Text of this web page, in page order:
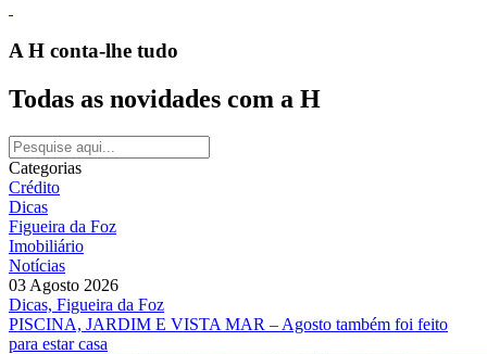
A H conta-lhe tudo
Todas as novidades com a H
Categorias
Crédito
Dicas
Figueira da Foz
Imobiliário
Notícias
03 Agosto 2026
Dicas, Figueira da Foz
PISCINA, JARDIM E VISTA MAR – Agosto também foi feito
para estar casa